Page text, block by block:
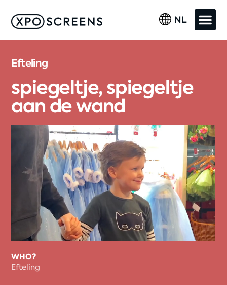
NL
Efteling
spiegeltje, spiegeltje
aan de wand
WHO?
Efteling